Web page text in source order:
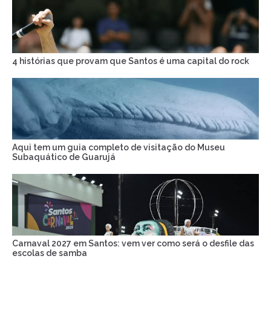
4 histórias que provam que Santos é uma capital do rock
Aqui tem um guia completo de visitação do Museu
Subaquático de Guarujá
Carnaval 2027 em Santos: vem ver como será o desfile das
escolas de samba